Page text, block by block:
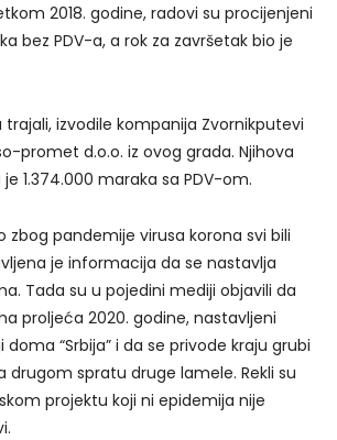
2018. godine, radovi su procijenjeni
bez PDV-a, a rok za završetak bio je
trajali, izvodile kompanija Zvornikputevi
promet d.o.o. iz ovog grada. Njihova
1.374.000 maraka sa PDV-om.
zbog pandemije virusa korona svi bili
je informacija da se nastavlja
Tada su u pojedini mediji objavili da
proljeća 2020. godine, nastavljeni
“Srbija” i da se privode kraju grubi
drugom spratu druge lamele. Rekli su
projektu koji ni epidemija nije